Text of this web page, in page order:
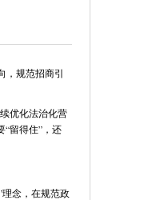
，规范招商引
优化法治化营
“留得住”，还
念，在规范政